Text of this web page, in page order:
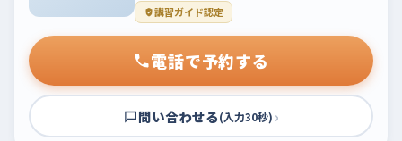
講習ガイド認定
電話で予約する
問い合わせる(入力30秒) ›